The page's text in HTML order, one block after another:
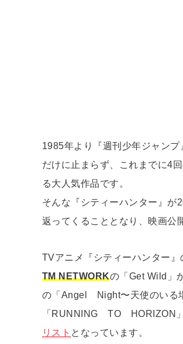
1985年より『週刊少年ジャンプ
だけに止まらず、これまでに4
る大人気作品です。
そんな『シティーハンター』が
返ってくることとなり、映画公
TVアニメ『シティーハンター
TM NETWORKの「Get Wild」
の「Angel Night〜天使のいる
「RUNNING TO HORIZON」
リスト となっています。